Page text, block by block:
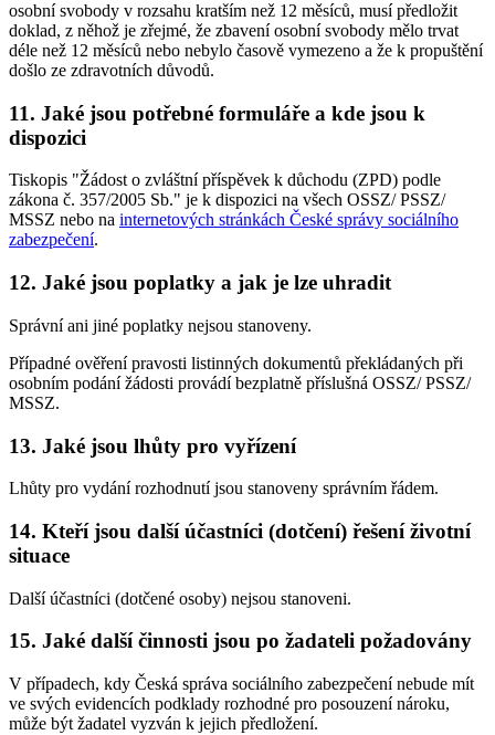
osobní svobody v rozsahu kratším než 12 měsíců, musí předložit
doklad, z něhož je zřejmé, že zbavení osobní svobody mělo trvat
déle než 12 měsíců nebo nebylo časově vymezeno a že k propuštění
došlo ze zdravotních důvodů.
11. Jaké jsou potřebné formuláře a kde jsou k
dispozici
Tiskopis "Žádost o zvláštní příspěvek k důchodu (ZPD) podle
zákona č. 357/2005 Sb." je k dispozici na všech OSSZ/ PSSZ/
MSSZ nebo na internetových stránkách České správy sociálního
zabezpečení.
12. Jaké jsou poplatky a jak je lze uhradit
Správní ani jiné poplatky nejsou stanoveny.
Případné ověření pravosti listinných dokumentů překládaných při
osobním podání žádosti provádí bezplatně příslušná OSSZ/ PSSZ/
MSSZ.
13. Jaké jsou lhůty pro vyřízení
Lhůty pro vydání rozhodnutí jsou stanoveny správním řádem.
14. Kteří jsou další účastníci (dotčení) řešení životní
situace
Další účastníci (dotčené osoby) nejsou stanoveni.
15. Jaké další činnosti jsou po žadateli požadovány
V případech, kdy Česká správa sociálního zabezpečení nebude mít
ve svých evidencích podklady rozhodné pro posouzení nároku,
může být žadatel vyzván k jejich předložení.